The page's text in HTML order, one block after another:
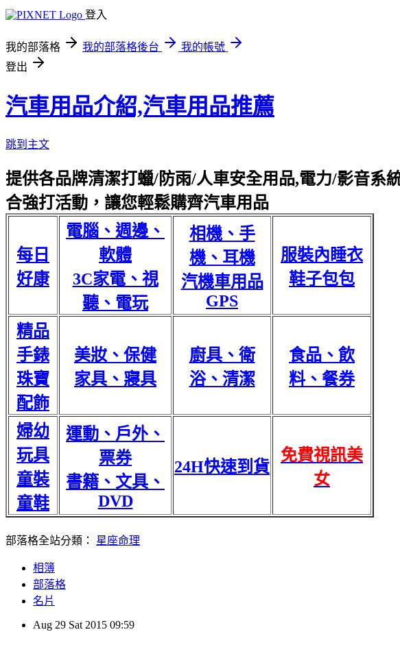
登入
我的部落格 我的部落格後台
我的帳號
登出
汽車用品介紹,汽車用品推薦
跳到主文
提供各品牌清潔打蠟/防雨/人車安全用品,電力/影音系
合強打活動，讓您輕鬆購齊汽車用品
每日
好康
電腦、週邊、
軟體
3C家電、視
聽、電玩
相機、手
機、耳機
汽機車用品
GPS
服裝內睡衣
鞋子包包
精品
手錶
珠寶
配飾
美妝、保健
家具、寢具
廚具、衛
浴、清潔
食品、飲
料、餐券
婦幼
玩具
童裝
童鞋
運動、戶外、
票券
書籍、文具、
DVD
24H快速到貨
免費視訊美
女
部落格全站分類： 星座命理
相簿
部落格
名片
Aug 29 Sat 2015 09:59